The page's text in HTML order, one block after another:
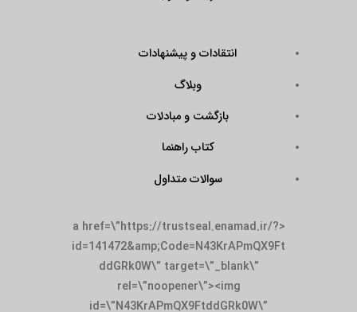
انتقادات و پیشنهادات
وبلاگ
بازگشت و مبادلات
کتاب راهنما
سوالات متداول
<a href=\”https://trustseal.enamad.ir/?
id=141472&amp;Code=N43KrAPmQX9Ft
ddGRk0W\” target=\”_blank\”
rel=\”noopener\”><img
id=\”N43KrAPmQX9FtddGRk0W\”